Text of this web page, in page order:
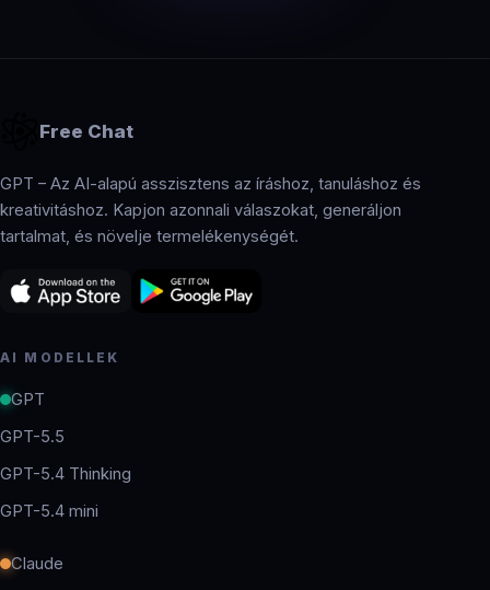
Free Chat
GPT – Az AI-alapú asszisztens az íráshoz, tanuláshoz és
kreativitáshoz. Kapjon azonnali válaszokat, generáljon
tartalmat, és növelje termelékenységét.
AI MODELLEK
GPT
GPT-5.5
GPT-5.4 Thinking
GPT-5.4 mini
Claude